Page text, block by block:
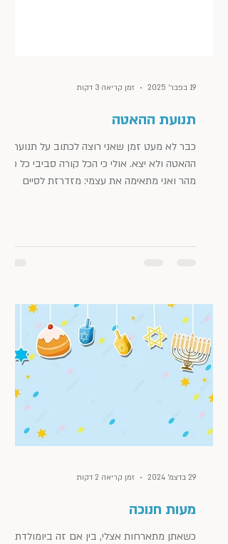
תנועת ההאטה
כבר לא מעט זמן שאני רוצה לכתוב על תנועת
ההאטה ולא יצא. אולי כי הכל קורה סביבי כל כך
מהר ואני מתאימה את עצמי: מזדרזת לסיים
19 בפבר׳ 2025 זמן קריאה 3 דקות
מעות חנוכה
כשאתן מתארחות אצלי, בין אם זה ביומולדת או
29 בדצמ׳ 2024 זמן קריאה 2 דקות